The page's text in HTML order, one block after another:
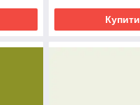
Купити